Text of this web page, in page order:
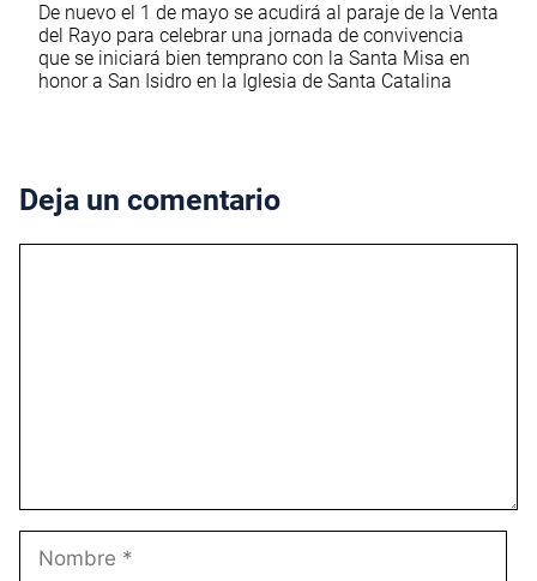
De nuevo el 1 de mayo se acudirá al paraje de la Venta
del Rayo para celebrar una jornada de convivencia
que se iniciará bien temprano con la Santa Misa en
honor a San Isidro en la Iglesia de Santa Catalina
Deja un comentario